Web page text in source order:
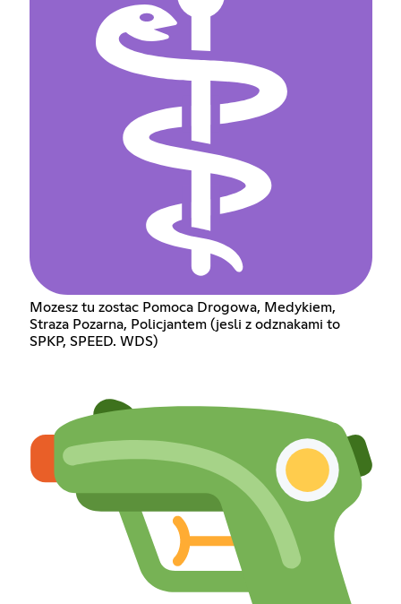
Mozesz tu zostac Pomoca Drogowa, Medykiem,
Straza Pozarna, Policjantem (jesli z odznakami to
SPKP, SPEED. WDS)